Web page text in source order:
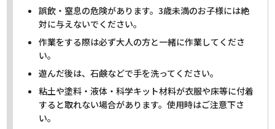
誤飲・窒息の危険があります。3歳未満のお子様には絶
対に与えないでください。
作業をする際は必ず大人の方と一緒に作業してくださ
い。
遊んだ後は、石鹸などで手を洗ってください。
粘土や塗料・液体・科学キット材料が衣服や床等に付着
すると取れない場合があります。使用時はご注意下さ
い。